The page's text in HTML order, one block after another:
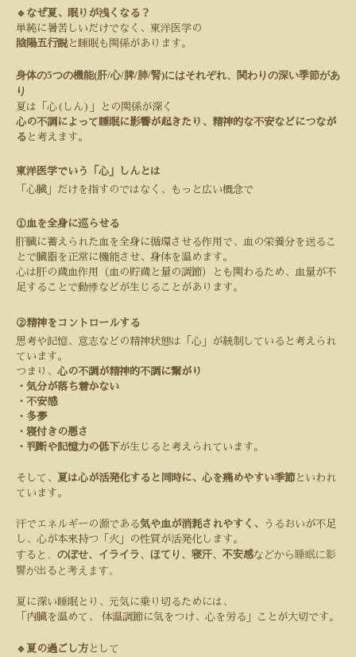
🔹なぜ夏、眠りが浅くなる？
単純に暑苦しいだけでなく、東洋医学の
陰陽五行説 と睡眠も関係があります。
身体の5つの機能(肝/心/脾/肺/腎)にはそれぞれ、関わりの深い季節があ
り
夏は「心( しん) 」との関係が深く
心の不調によって睡眠に影響が起きたり、精神的な不安などにつなが
る と考えます。
東洋医学でいう「心」しんとは
「心臓」だけを指すのではなく、もっと広い概念で
①血を全身に巡らせる
肝臓に蓄えられた血を全身に循環させる作用で、血の栄養分を送るこ
とで臓器を正常に機能させ、身体を温めます。
心は肝の蔵血作用（血の貯蔵と量の調節）とも関わるため、血量が不
足することで動悸などが生じることがあります。
②精神をコントロールする
思考や記憶、意志などの精神状態は「心」が統制していると考えられ
ています。
つまり、 心の不調が精神的不調に繋がり
・気分が落ち着かない
・不安感
・多夢
・寝付きの悪さ
・判断や記憶力の低下が生じると考えられています。
そして、 夏は心が活発化すると同時に、心を痛めやすい季節といわれ
ています。
汗でエネルギーの源である気や血が消耗されやすく、
うるおいが不足
し、心が本来持つ「火」の性質が活発化します。
すると、 のぼせ、イライラ、ほてり、寝汗、不安感などから睡眠に影
響が出ると考えます。
夏に深い睡眠とり、元気に乗り切るためには、
「内臓を温めて、
体温調節に気をつけ、心を労る」ことが大切です。
🔹夏の過ごし方 として